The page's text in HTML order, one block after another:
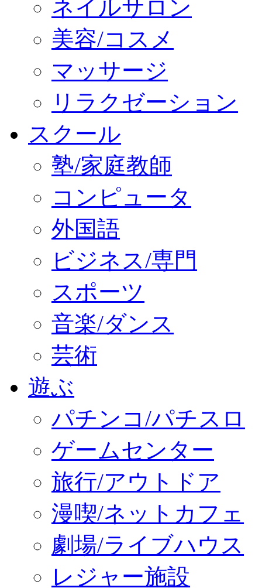
ネイルサロン
美容/コスメ
マッサージ
リラクゼーション
スクール
塾/家庭教師
コンピュータ
外国語
ビジネス/専門
スポーツ
音楽/ダンス
芸術
遊ぶ
パチンコ/パチスロ
ゲームセンター
旅行/アウトドア
漫喫/ネットカフェ
劇場/ライブハウス
レジャー施設